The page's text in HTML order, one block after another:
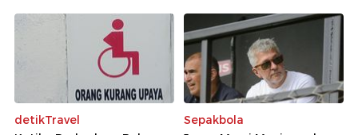
detikTravel
Sepakbola